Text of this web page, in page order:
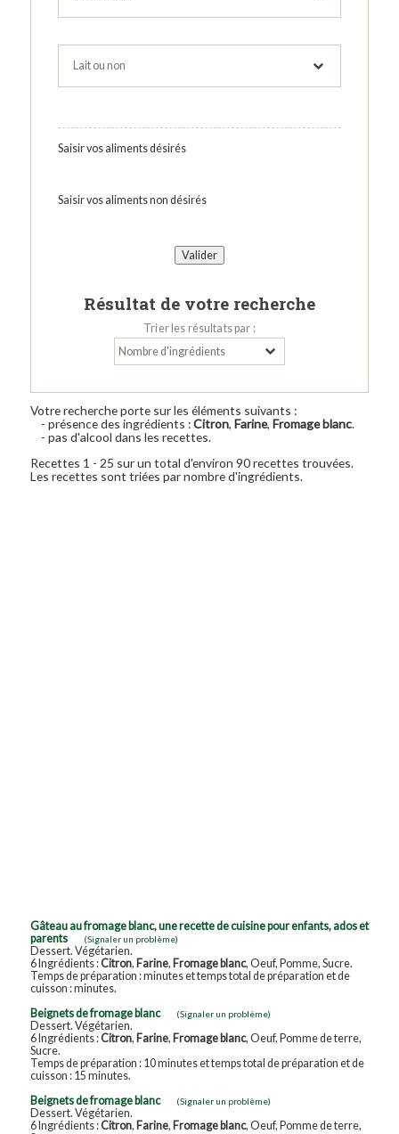
Saisir vos aliments désirés
Saisir vos aliments non désirés
Résultat de votre recherche
Trier les résultats par :
Votre recherche porte sur les éléments suivants :
- présence des ingrédients :Citron, Farine, Fromage blanc.
- pas d'alcool dans les recettes.
Recettes 1 - 25 sur un total d'environ 90 recettes trouvées.
Les recettes sont triées par nombre d'ingrédients.
Gâteau au fromage blanc, une recette de cuisine pour enfants, ados et
parents
(Signaler un problème)
Dessert. Végétarien.
6 Ingrédients :Citron, Farine, Fromage blanc, Oeuf, Pomme, Sucre.
Temps de préparation : minutes et temps total de préparation et de
cuisson : minutes.
Beignets de fromage blanc
(Signaler un problème)
Dessert. Végétarien.
6 Ingrédients :Citron, Farine, Fromage blanc, Oeuf, Pomme de terre,
Sucre.
Temps de préparation : 10 minutes et temps total de préparation et de
cuisson : 15 minutes.
Beignets de fromage blanc
(Signaler un problème)
Dessert. Végétarien.
6 Ingrédients :Citron, Farine, Fromage blanc, Oeuf, Pomme de terre,